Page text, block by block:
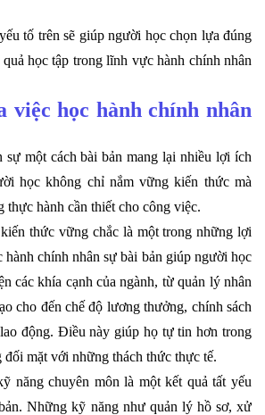
tố trên sẽ giúp người học chọn lựa đúng
học tập trong lĩnh vực hành chính nhân
việc học hành chính nhân
sự một cách bài bản mang lại nhiều lợi ích
học không chỉ nắm vững kiến thức mà
thực hành cần thiết cho công việc.
thức vững chắc là một trong những lợi
chính nhân sự bài bản giúp người học
các khía cạnh của ngành, từ quản lý nhân
cho đến chế độ lương thưởng, chính sách
động. Điều này giúp họ tự tin hơn trong
đối mặt với những thách thức thực tế.
năng chuyên môn là một kết quả tất yếu
Những kỹ năng như quản lý hồ sơ, xử